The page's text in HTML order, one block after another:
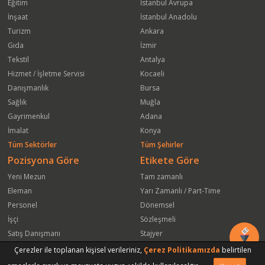
Eğitim
İnşaat
Turizm
Gıda
Tekstil
Hizmet / İşletme Servisi
Danışmanlık
Sağlık
Gayrimenkul
İmalat
Tüm Sektörler
İstanbul Avrupa
İstanbul Anadolu
Ankara
İzmir
Antalya
Kocaeli
Bursa
Muğla
Adana
Konya
Tüm Şehirler
Pozisyona Göre
Yeni Mezun
Eleman
Personel
İşçi
Satış Danışmanı
Öğrenci
Satış Elemanı
Etikete Göre
Tam zamanlı
Yarı Zamanlı / Part-Time
Dönemsel
Sözleşmeli
Stajyer
Freelance
Yeni Mezun
Çerezler ile toplanan kişisel verileriniz, Çerez Politikamızda belirtilen